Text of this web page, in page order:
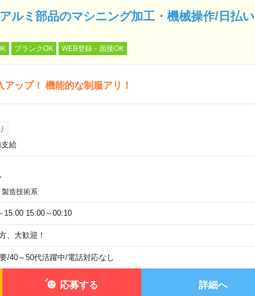
ルミ部品のマシニング加工・機械操作/日払い
ブランクOK WEB登録・面接OK
ップ！ 機能的な制服アリ！
給
造技術系
15:00 15:00～00:10
、大歓迎！
/40～50代活躍中/電話対応なし
応募する 詳細へ